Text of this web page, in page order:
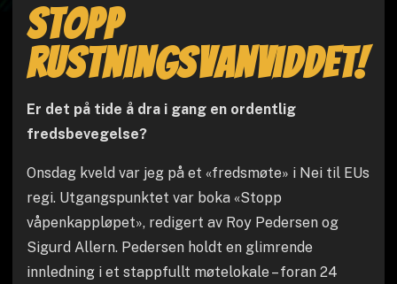
Stopp
rustningsvanviddet!
Er det på tide å dra i gang en ordentlig
fredsbevegelse?
Onsdag kveld var jeg på et «fredsmøte» i Nei til EUs
regi. Utgangspunktet var boka «Stopp
våpenkappløpet», redigert av Roy Pedersen og
Sigurd Allern. Pedersen holdt en glimrende
innledning i et stappfullt møtelokale – foran 24